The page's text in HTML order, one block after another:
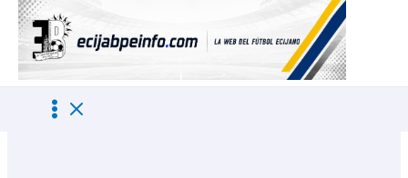
contenido